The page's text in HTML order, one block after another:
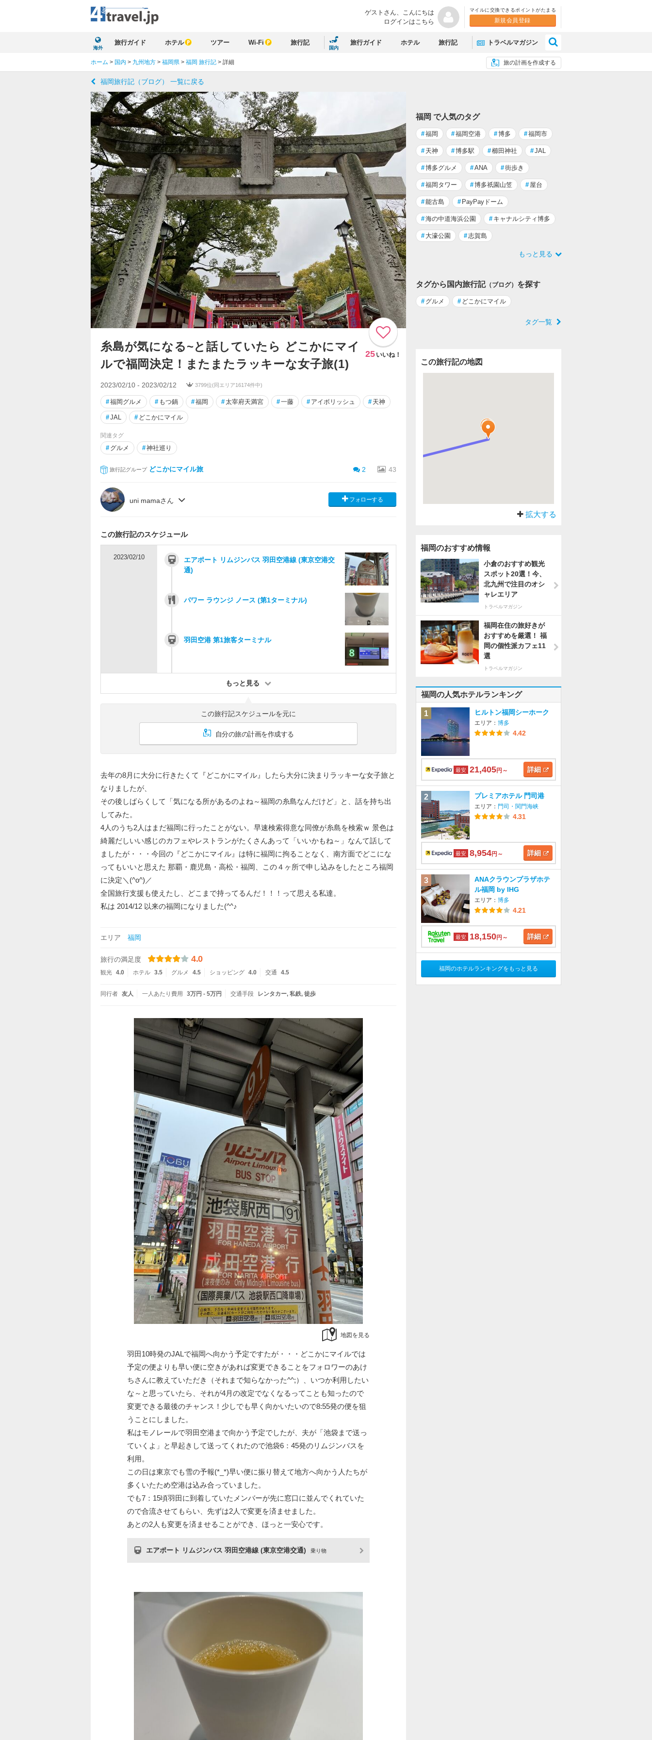
ゲストさん、 こんにちは
ログインはこちら
マイルに交換できるポイントがたまる
新規会員登録
海外
旅行ガイド ホテル ツアー Wi-Fi 旅行記
国内
旅行ガイド ホテル 旅行記 トラベルマガジン
旅の計画を作成する
ホーム > 国内 > 九州地方 > 福岡県 > 福岡 旅行記 > 詳細
福岡旅行記（ブログ） 一覧に戻る
糸島が気になる~と話していたら どこかにマイ
ルで福岡決定！またまたラッキーな女子旅(1)
25 いいね！
2023/02/10 - 2023/02/12 3799位(同エリア16174件中)
#福岡グルメ # もつ鍋 #福岡 #太宰府天満宮 #一藤 # アイボリッシュ # 天神
#JAL # どこかにマイル
関連タグ
# グルメ #神社巡り
旅行記グループ どこかにマイル旅 2 43
uni mamaさん フォローする
この旅行記のスケジュール
2023/02/10
エアポート リムジンバス 羽田空港線 (東京空港交
通)
パワー ラウンジ ノース (第1ターミナル)
羽田空港 第1旅客ターミナル
もっと見る
この旅行記スケジュールを元に
自分の旅の計画を作成する
去年の8月に大分に行きたくて『どこかにマイル』したら大分に決まりラッキーな女子旅と
なりましたが、
その後しばらくして「気になる所があるのよね～福岡の糸島なんだけど」と、話を持ち出
してみた。
4人のうち2人はまだ福岡に行ったことがない。早速検索得意な同僚が糸島を検索ｗ 景色は
綺麗だしいい感じのカフェやレストランがたくさんあって「いいかもね～」なんて話して
ましたが・・・今回の『どこかにマイル』は特に福岡に拘ることなく、南方面でどこにな
ってもいいと思えた 那覇・鹿児島・高松・福岡、この４ヶ所で申し込みをしたところ福岡
に決定＼(^o^)／
全国旅行支援も使えたし、どこまで持ってるんだ！！！って思える私達。
私は 2014/12 以来の福岡になりました(^^♪
エリア 福岡
旅行の満足度 4.0
観光 4.0 ホテル 3.5 グルメ 4.5 ショッピング 4.0 交通 4.5
同行者 友人 一人あたり費用 3万円 - 5万円 交通手段 レンタカー 私鉄 徒歩
地図を見る
羽田10時発のJALで福岡へ向かう予定ですたが・・・どこかにマイルでは
予定の便よりも早い便に空きがあれば変更できることをフォロワーのあけ
ちさんに教えていただき（それまで知らなかった^^;）、いつか利用したい
な～と思っていたら、それが4月の改定でなくなるってことも知ったので
変更できる最後のチャンス！少しでも早く向かいたいので8:55発の便を狙
うことにしました。
私はモノレールで羽田空港まで向かう予定でしたが、夫が「池袋まで送っ
ていくよ」と早起きして送ってくれたので池袋6：45発のリムジンバスを
利用。
この日は東京でも雪の予報(*_*)早い便に振り替えて地方へ向かう人たちが
多くいたため空港は込み合っていました。
でも7：15頃羽田に到着していたメンバーが先に窓口に並んでくれていた
ので合流させてもらい、先ずは2人で変更を済ませました。
あとの2人も変更を済ませることができ、ほっと一安心です。
エアポート リムジンバス 羽田空港線 (東京空港交通) 乗り物
福岡 で人気のタグ
#福岡 #福岡空港 #博多 #福岡市
# 天神 #博多駅 #櫛田神社 #JAL
#博多グルメ #ANA #街歩き
#福岡タワー #博多祇園山笠 # 屋台
#能古島 # PayPayドーム
#海の中道海浜公園 # キャナルシティ博多
# 大濠公園 #志賀島
もっと見る
タグから国内旅行記（ブログ） を探す
# グルメ # どこかにマイル
タグ一覧
この旅行記の地図
拡大する
福岡のおすすめ情報
小倉のおすすめ観光
スポット20選！今、
北九州で注目のオシ
ャレエリア
トラベルマガジン
福岡在住の旅好きが
おすすめを厳選！ 福
岡の個性派カフェ11
選
トラベルマガジン
福岡の人気ホテルランキング
1 ヒルトン福岡シーホーク
エリア： 博多
4.42
最安 21,405円～ 詳細
2 プレミアホテル 門司港
エリア： 門司・関門海峡
4.31
最安 8,954円～ 詳細
3
ANAクラウンプラザホテ
ル福岡 by IHG
エリア： 博多
4.21
最安 18,150円～ 詳細
福岡のホテルランキングをもっと見る